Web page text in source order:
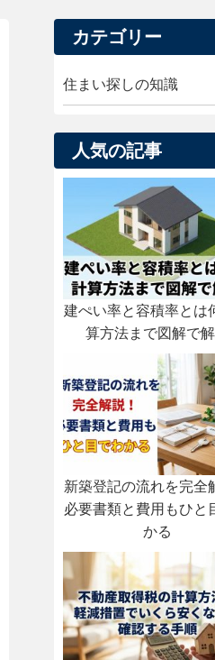
カテゴリー
住まい探しの知識
人気の記事
建ぺい率と容積率とは
算方法まで図解で
新築登記の流れを完全
必要書類と費用もひと
かる